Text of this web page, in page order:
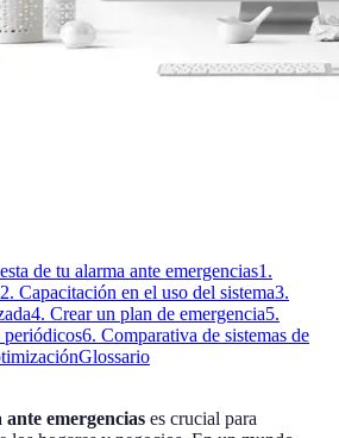
de tu alarma ante emergencias1.
2. Capacitación en el uso del sistema3.
4. Crear un plan de emergencia5.
periódicos6. Comparativa de sistemas de
Glossario
emergencias es crucial para